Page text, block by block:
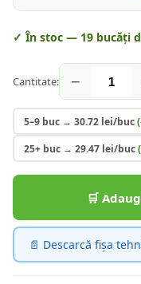
✓ În stoc — 19 bucăți
Cantitate: −
5–9 buc→ 30.72lei/buc
25+ buc→ 29.47lei/buc
🛒
📄 Descarcă fișa